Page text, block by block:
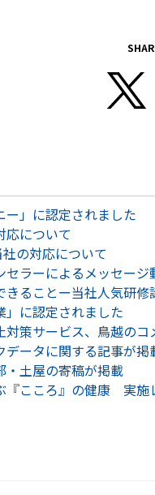
」に認定されました
応について
の対応について
セラーによるメッセージ
きることー当社人気研
」に認定されました
対策サービス、鳥越の
データに関する記事が掲
・土屋の寄稿が掲載
こころ』の健康 実施